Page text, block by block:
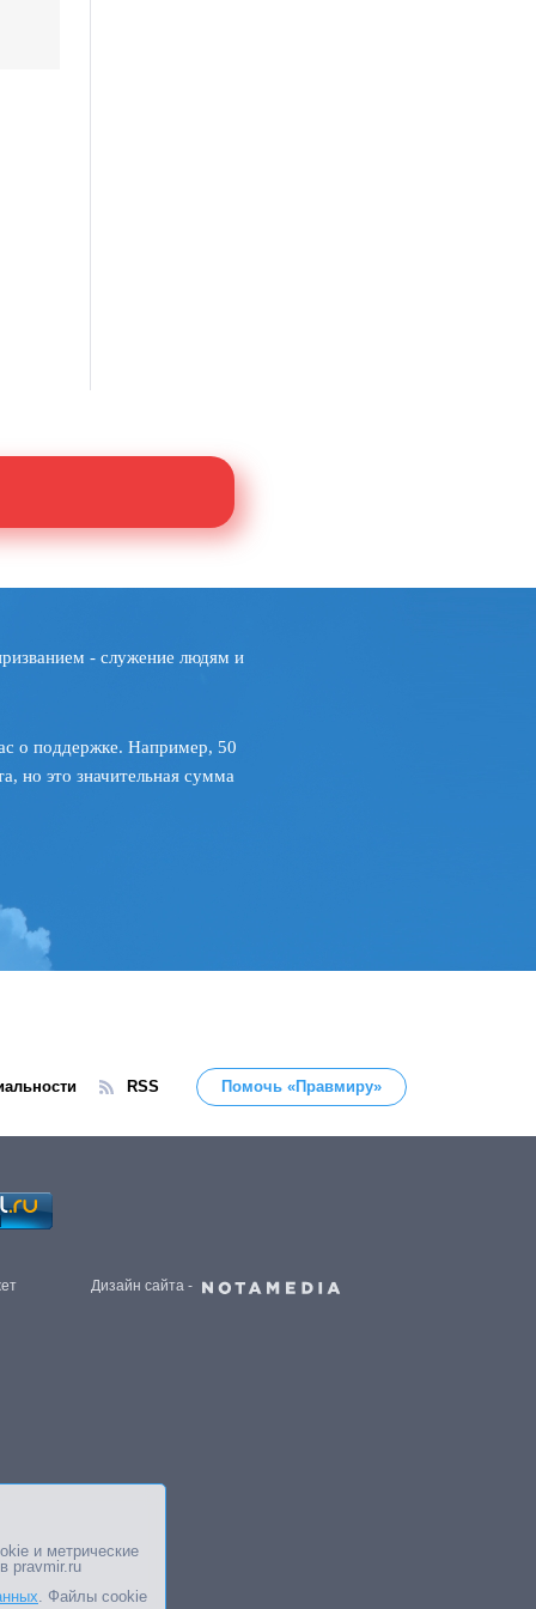
- служение людям и
о поддержке. Например, 50
но это значительная сумма
RSS Помочь «Правмиру»
Дизайн сайта -
и метрические
в pravmir.ru
. Файлы cookie